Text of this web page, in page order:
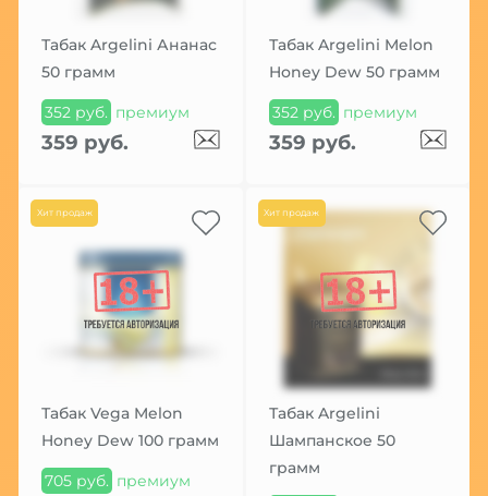
Табак Argelini Ананас
50 грамм
352 руб. премиум
359 руб.
Табак Argelini Melon
Honey Dew 50 грамм
352 руб. премиум
359 руб.
Хит продаж
Табак Vega Melon
Honey Dew 100 грамм
705 руб. премиум
Хит продаж
Табак Argelini
Шампанское 50
грамм